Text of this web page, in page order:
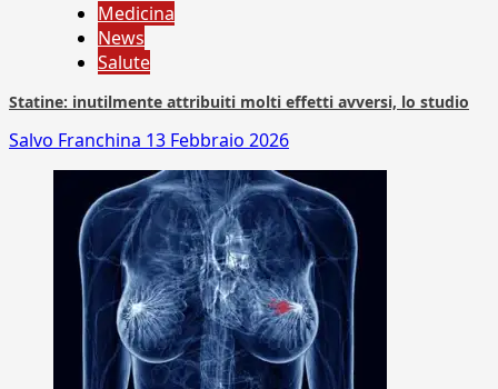
Medicina
News
Salute
Statine: inutilmente attribuiti molti effetti avversi, lo studio
Salvo Franchina 13 Febbraio 2026